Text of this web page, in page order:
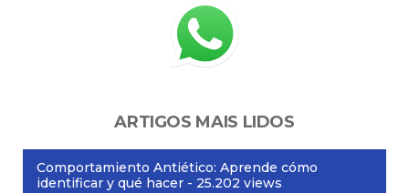
ARTIGOS MAIS LIDOS
Comportamiento Antiético: Aprende cómo
identificar y qué hacer - 25.202 views